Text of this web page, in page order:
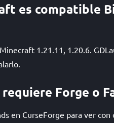
es compatible
1.21.11, 1.20.6.
Forge o
en CurseForge para ver